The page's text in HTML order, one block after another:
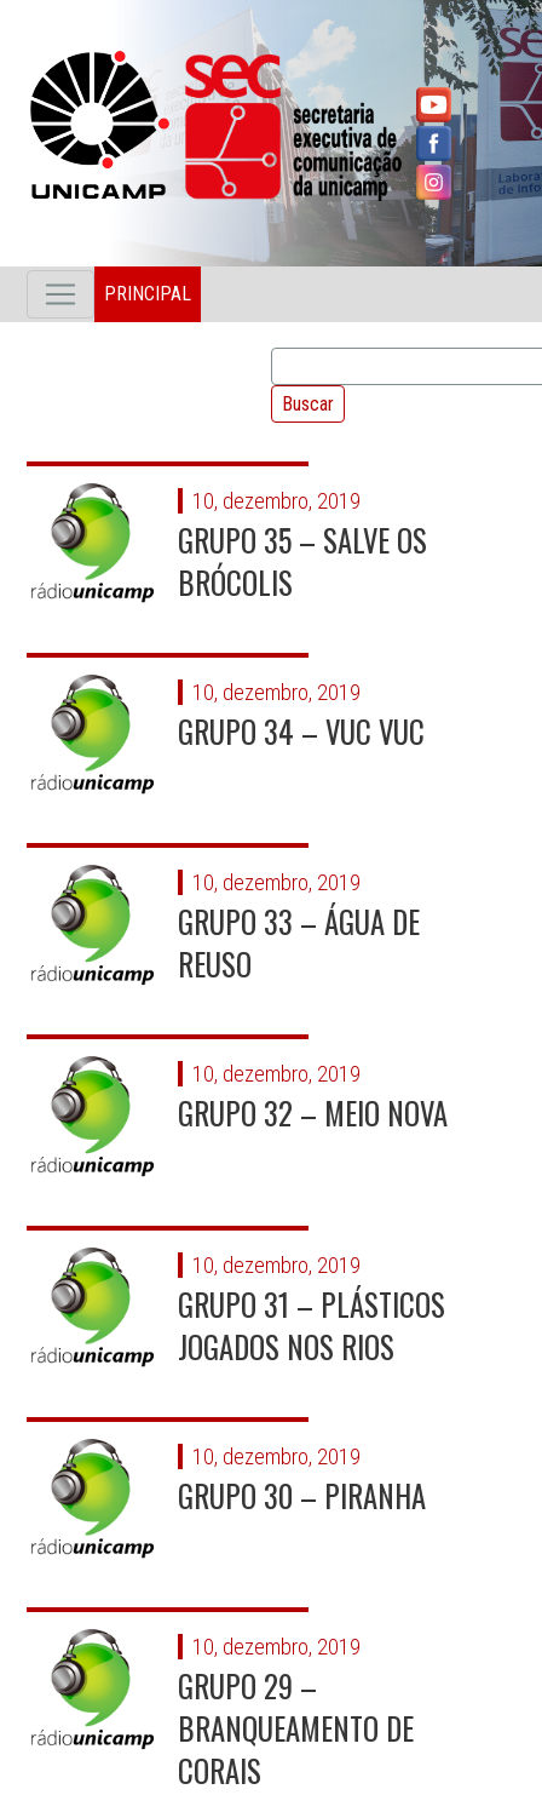
PRINCIPAL
10, dezembro, 2019
GRUPO 35 – SALVE OS
BRÓCOLIS
10, dezembro, 2019
GRUPO 34 – VUC VUC
10, dezembro, 2019
GRUPO 33 – ÁGUA DE
REUSO
10, dezembro, 2019
GRUPO 32 – MEIO NOVA
10, dezembro, 2019
GRUPO 31 – PLÁSTICOS
JOGADOS NOS RIOS
10, dezembro, 2019
GRUPO 30 – PIRANHA
10, dezembro, 2019
GRUPO 29 –
BRANQUEAMENTO DE
CORAIS